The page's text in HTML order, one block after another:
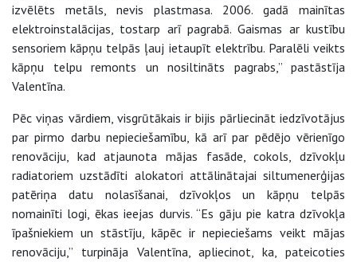
izvēlēts metāls, nevis plastmasa. 2006. gadā mainītas
elektroinstalācijas, tostarp arī pagrabā. Gaismas ar kustību
sensoriem kāpņu telpās ļauj ietaupīt elektrību. Paralēli veikts
kāpņu telpu remonts un nosiltināts pagrabs,” pastāstīja
Valentīna.
Pēc viņas vārdiem, visgrūtākais ir bijis pārliecināt iedzīvotājus
par pirmo darbu nepieciešamību, kā arī par pēdējo vērienīgo
renovāciju, kad atjaunota mājas fasāde, cokols, dzīvokļu
radiatoriem uzstādīti alokatori attālinātajai siltumenerģijas
patēriņa datu nolasīšanai, dzīvokļos un kāpņu telpās
nomainīti logi, ēkas ieejas durvis. “Es gāju pie katra dzīvokļa
īpašniekiem un stāstīju, kāpēc ir nepieciešams veikt mājas
renovāciju,” turpināja Valentīna, apliecinot, ka, pateicoties